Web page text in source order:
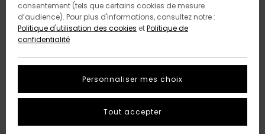
consentement (tels que certains cookies de mesure
d’audience). Pour plus d'informations, consultez notre :
Politique d'utilisation des cookies etPolitique de
confidentialité
Personnaliser mes choix
Tout accepter